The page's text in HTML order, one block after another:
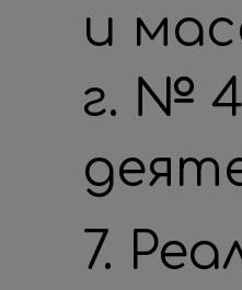
и
г. №
7.